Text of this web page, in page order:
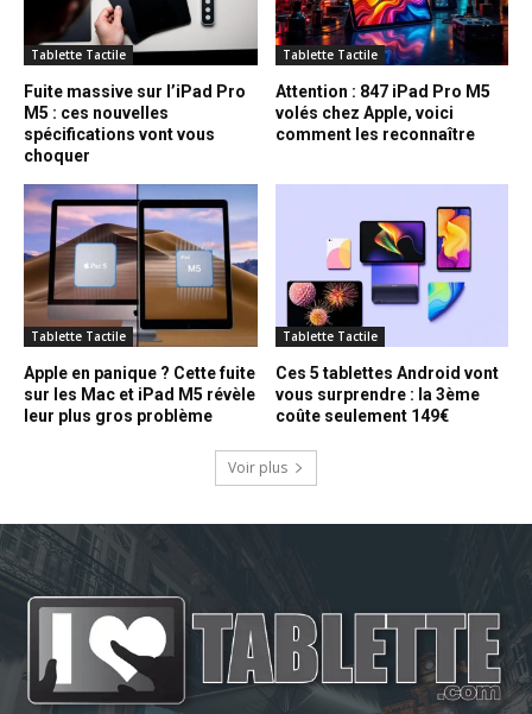
Tablette Tactile
Fuite massive sur l’iPad Pro
M5 : ces nouvelles
spécifications vont vous
choquer
Tablette Tactile
Attention : 847 iPad Pro M5
volés chez Apple, voici
comment les reconnaître
Tablette Tactile
Apple en panique ? Cette fuite
sur les Mac et iPad M5 révèle
leur plus gros problème
Tablette Tactile
Ces 5 tablettes Android vont
vous surprendre : la 3ème
coûte seulement 149€
Voir plus